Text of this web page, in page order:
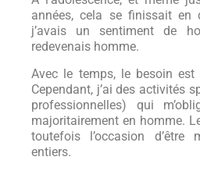
années, cela se finissait en
j’avais un sentiment de
redevenais homme.
Avec le temps, le besoin est
Cependant, j’ai des activités
professionnelles) qui
majoritairement en homme.
toutefois l’occasion d’être
entiers.